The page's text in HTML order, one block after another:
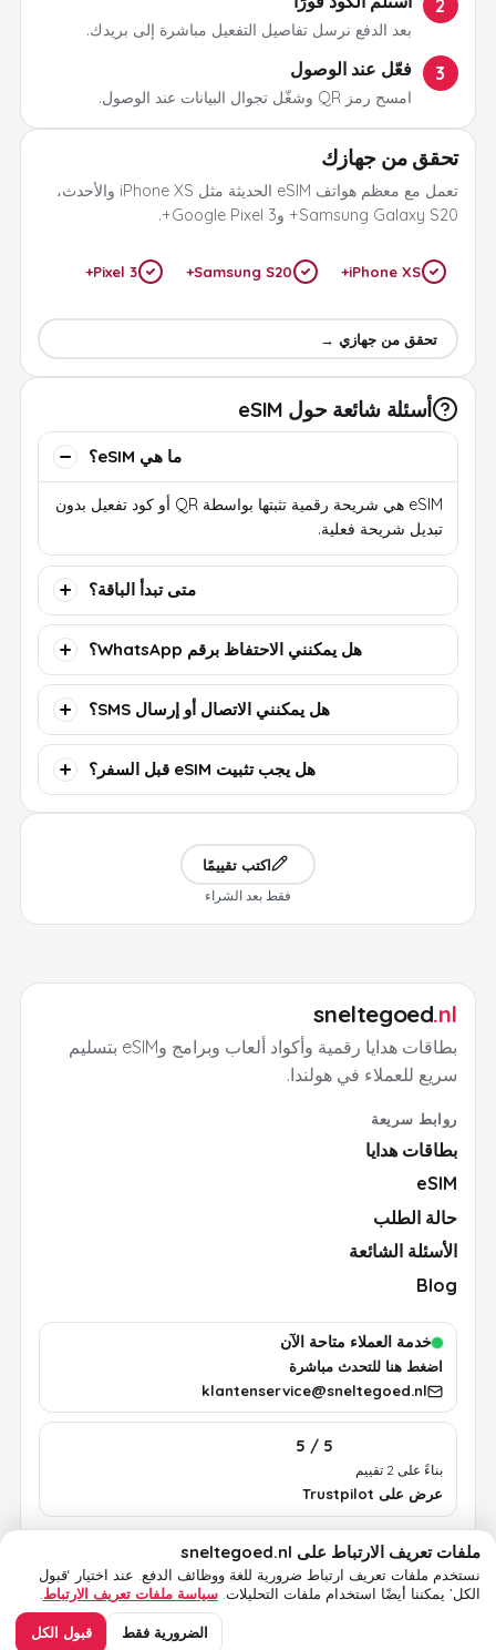
2
بعد الدفع نرسل تفاصيل التفعيل مباشرة إلى بريدك.
3 فعّل عند الوصول
امسح رمز QR وشغّل تجوال البيانات عند الوصول.
تحقق من جهازك
تعمل مع معظم هواتف eSIM الحديثة مثل iPhone XS والأحدث،
Samsung Galaxy S20+ وGoogle Pixel 3+.
iPhone XS+
Samsung S20+
Pixel 3+
تحقق من جهازي →
أسئلة شائعة حول eSIM
ما هي eSIM؟
eSIM هي شريحة رقمية تثبتها بواسطة QR أو كود تفعيل بدون
تبديل شريحة فعلية.
متى تبدأ الباقة؟
هل يمكنني الاحتفاظ برقم WhatsApp؟
هل يمكنني الاتصال أو إرسال SMS؟
هل يجب تثبيت eSIM قبل السفر؟
اكتب تقييمًا
فقط بعد الشراء
sneltegoed.nl
بطاقات هدايا رقمية وأكواد ألعاب وبرامج وeSIM بتسليم
سريع للعملاء في هولندا.
روابط سريعة
بطاقات هدايا
eSIM
حالة الطلب
الأسئلة الشائعة
Blog
خدمة العملاء متاحة الآن
اضغط هنا للتحدث مباشرة
klantenservice@sneltegoed.nl
5 / 5
بناءً على 2 تقييم
عرض على Trustpilot
الشروطالخصوصيةسياسة ملفات تعريف الارتباطملفات تعريف الارتباط على sneltegoed.nl
نستخدم ملفات تعريف ارتباط ضرورية للغة ووظائف الدفع. عند اختيار ‘قبول
الكل’ يمكننا أيضًا استخدام ملفات التحليلات. سياسة ملفات تعريف الارتباط
الضرورية فقط قبول الكل